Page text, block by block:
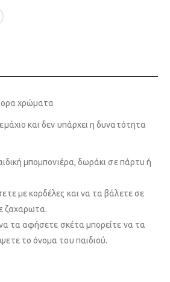
χρώματα
και δεν υπάρχει η δυνατότητα
μπομπονιέρα, δωράκι σε πάρτυ ή
με κορδέλες και να τα βάλετε σε
ζαχαρωτα.
τα αφήσετε σκέτα μπορείτε να τα
το όνομα του παιδιού.